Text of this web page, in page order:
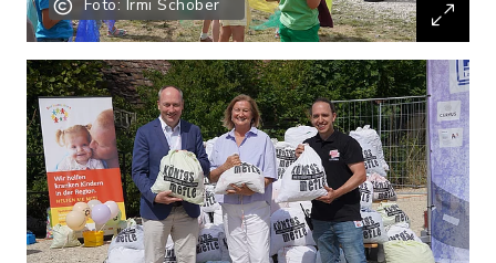
Foto: Irmi Schöber